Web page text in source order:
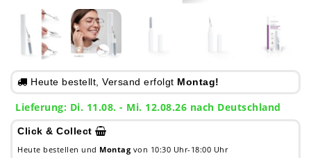
Heute bestellt, Versand erfolgt Montag!
Lieferung: Di. 11.08. - Mi. 12.08.26 nach Deutschland
Click & Collect
Heute bestellen und Montag von 10:30 Uhr-18:00 Uhr